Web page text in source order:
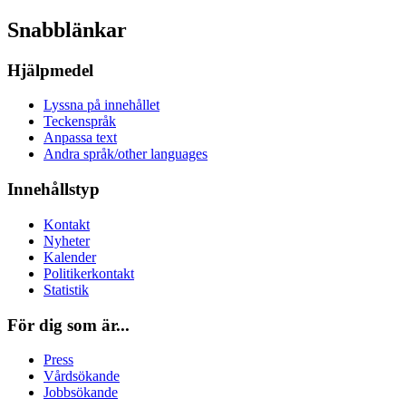
Snabblänkar
Hjälpmedel
Lyssna på innehållet
Teckenspråk
Anpassa text
Andra språk/other languages
Innehållstyp
Kontakt
Nyheter
Kalender
Politikerkontakt
Statistik
För dig som är...
Press
Vårdsökande
Jobbsökande